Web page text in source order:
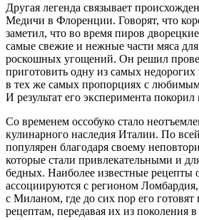
Другая легенда связывает
Медичи в Флоренции. Говорят, что
заметил, что во время пиров
самые свежие и нежные части мяса
роскошных угощений. Он решил
приготовить одну из самых
в тех же самых пропорциях с
И результат его эксперимента покорил
Со временем оссобуко стало
кулинарного наследия Италии. По
популярен благодаря своему
которые стали привлекательными и
бедных. Наиболее известные рецепты
ассоциируются с регионом Ломбардия,
с Миланом, где до сих пор его
рецептам, передавая их из поколения